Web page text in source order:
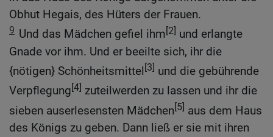
Obhut Hegais, des Hüters der Frauen.
9 Und das Mädchen gefiel ihm[2] und erlangte
Gnade vor ihm. Und er beeilte sich, ihr die
{nötigen} Schönheitsmittel [3] und die gebührende
Verpflegung[4] zuteilwerden zu lassen und ihr die
sieben auserlesensten Mädchen[5] aus dem Haus
des Königs zu geben. Dann ließ er sie mit ihren